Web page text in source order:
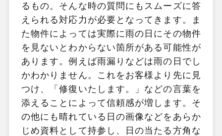
るもの。そんな時の質問にもスムーズに答
えられる対応力が必要となってきます。ま
た物件によっては実際に雨の日にその物件
を見ないとわからない箇所がある可能性が
あります。例えば雨漏りなどは雨の日でし
かわかりません。これをお客様より先に見
つけ、「修復いたします。」などの言葉を
添えることによって信頼感が増します。そ
の他にも晴れている日の画像などをあらか
じめ資料として持参し、日の当たる方角な